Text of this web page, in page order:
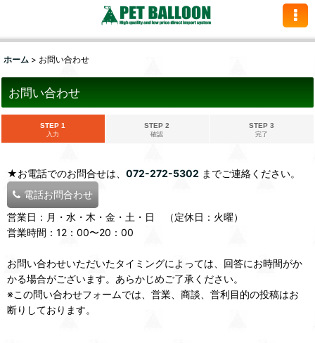
ホーム > お問い合わせ
お問い合わせ
STEP 1
入力
STEP 2
確認
STEP 3
完了
★お電話でのお問合せは、 072-272-5302 までご連絡ください。
電話お問合わせ
営業日：月・水・木・金・土・日 （定休日：火曜）
営業時間：12：00〜20：00
お問い合わせいただいたタイミングによっては、回答にお時間がか
かる場合がございます。あらかじめご了承ください。
※この問い合わせフォームでは、営業、商談、営利目的の投稿はお
断りしております。